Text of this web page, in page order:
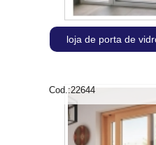
loja de porta de
Cod.:22644